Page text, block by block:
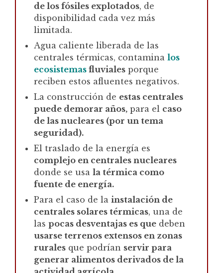
de los fósiles explotados, de
disponibilidad cada vez más
limitada.
Agua caliente liberada de las
centrales térmicas, contamina los
ecosistemas fluviales porque
reciben estos afluentes negativos.
La construcción de estas centrales
puede demorar años, para el caso
de las nucleares (por un tema
seguridad).
El traslado de la energía es
complejo en centrales nucleares
donde se usa la térmica como
fuente de energía.
Para el caso de la instalación de
centrales solares térmicas, una de
las pocas desventajas es que deben
usarse terrenos extensos en zonas
rurales que podrían servir para
generar alimentos derivados de la